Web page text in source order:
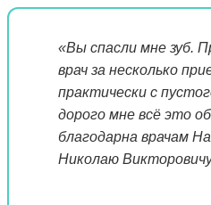
«Вы спасли мне зуб.
врач за несколько
практически с
дорого мне всё это
благодарна врачам
Николаю